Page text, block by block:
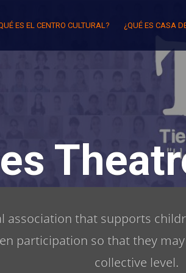
ES EL CENTRO CULTURAL? ¿QUÉ ES CASA
association that supports
participation so that they
collective level.